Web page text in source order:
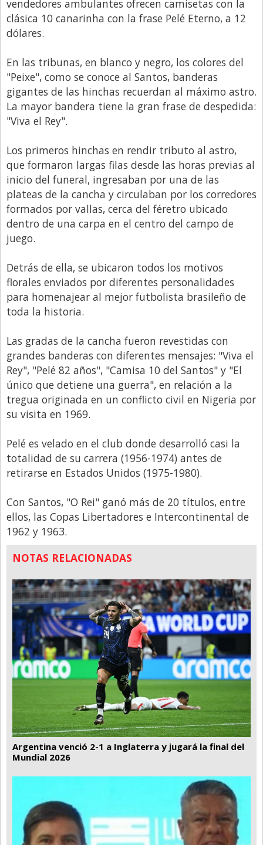
vendedores ambulantes ofrecen camisetas con la
clásica 10 canarinha con la frase Pelé Eterno, a 12
dólares.
En las tribunas, en blanco y negro, los colores del
"Peixe", como se conoce al Santos, banderas
gigantes de las hinchas recuerdan al máximo astro.
La mayor bandera tiene la gran frase de despedida:
"Viva el Rey".
Los primeros hinchas en rendir tributo al astro,
que formaron largas filas desde las horas previas al
inicio del funeral, ingresaban por una de las
plateas de la cancha y circulaban por los corredores
formados por vallas, cerca del féretro ubicado
dentro de una carpa en el centro del campo de
juego.
Detrás de ella, se ubicaron todos los motivos
florales enviados por diferentes personalidades
para homenajear al mejor futbolista brasileño de
toda la historia.
Las gradas de la cancha fueron revestidas con
grandes banderas con diferentes mensajes: "Viva el
Rey", "Pelé 82 años", "Camisa 10 del Santos" y "El
único que detiene una guerra", en relación a la
tregua originada en un conflicto civil en Nigeria por
su visita en 1969.
Pelé es velado en el club donde desarrolló casi la
totalidad de su carrera (1956-1974) antes de
retirarse en Estados Unidos (1975-1980).
Con Santos, "O Rei" ganó más de 20 títulos, entre
ellos, las Copas Libertadores e Intercontinental de
1962 y 1963.
NOTAS RELACIONADAS
Argentina venció 2-1 a Inglaterra y jugará la final del
Mundial 2026